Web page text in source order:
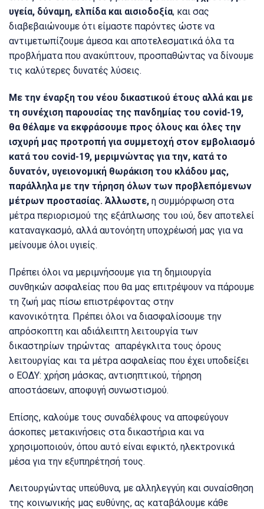
υγεία, δύναμη, ελπίδα και αισιοδοξία, και σας
διαβεβαιώνουμε ότι είμαστε παρόντες ώστε να
αντιμετωπίζουμε άμεσα και αποτελεσματικά όλα τα
προβλήματα που ανακύπτουν, προσπαθώντας να δίνουμε
τις καλύτερες δυνατές λύσεις.
Με την έναρξη του νέου δικαστικού έτους αλλά και με
τη συνέχιση παρουσίας της πανδημίας του covid-19,
θα θέλαμε να εκφράσουμε προς όλους και όλες την
ισχυρή μας προτροπή για συμμετοχή στον εμβολιασμό
κατά του covid-19, μεριμνώντας για την, κατά το
δυνατόν, υγειονομική θωράκιση του κλάδου μας,
παράλληλα με την τήρηση όλων των προβλεπόμενων
μέτρων προστασίας. Άλλωστε, η συμμόρφωση στα
μέτρα περιορισμού της εξάπλωσης του ιού, δεν αποτελεί
καταναγκασμό, αλλά αυτονόητη υποχρέωσή μας για να
μείνουμε όλοι υγιείς.
Πρέπει όλοι να μεριμνήσουμε για τη δημιουργία
συνθηκών ασφαλείας που θα μας επιτρέψουν να πάρουμε
τη ζωή μας πίσω επιστρέφοντας στην
κανονικότητα. Πρέπει όλοι να διασφαλίσουμε την
απρόσκοπτη και αδιάλειπτη λειτουργία των
δικαστηρίων τηρώντας απαρέγκλιτα τους όρους
λειτουργίας και τα μέτρα ασφαλείας που έχει υποδείξει
ο ΕΟΔΥ: χρήση μάσκας, αντισηπτικού, τήρηση
αποστάσεων, αποφυγή συνωστισμού.
Επίσης, καλούμε τους συναδέλφους να αποφεύγουν
άσκοπες μετακινήσεις στα δικαστήρια και να
χρησιμοποιούν, όπου αυτό είναι εφικτό, ηλεκτρονικά
μέσα για την εξυπηρέτησή τους.
Λειτουργώντας υπεύθυνα, με αλληλεγγύη και συναίσθηση
της κοινωνικής μας ευθύνης, ας καταβάλουμε κάθε